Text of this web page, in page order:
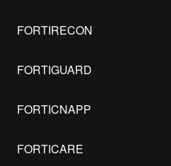
FORTIRECON
FORTIGUARD
FORTICNAPP
FORTICARE